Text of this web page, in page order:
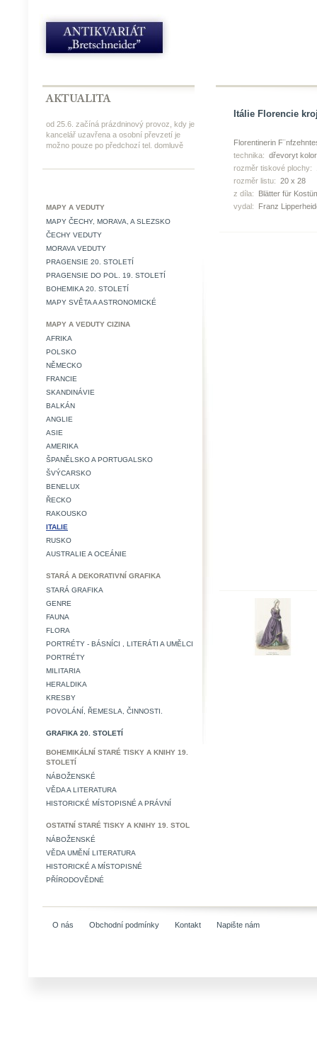
od 25.6. začíná prázdninový provoz, kdy je
kancelář uzavřena a osobní převzetí je
možno pouze po předchozí tel. domluvě
MAPY A VEDUTY
MAPY ČECHY, MORAVA, A SLEZSKO
ČECHY VEDUTY
MORAVA VEDUTY
PRAGENSIE 20. STOLETÍ
PRAGENSIE DO POL. 19. STOLETÍ
BOHEMIKA 20. STOLETÍ
MAPY SVĚTA A ASTRONOMICKÉ
MAPY A VEDUTY CIZINA
AFRIKA
POLSKO
NĚMECKO
FRANCIE
SKANDINÁVIE
BALKÁN
ANGLIE
ASIE
AMERIKA
ŠPANĚLSKO A PORTUGALSKO
ŠVÝCARSKO
BENELUX
ŘECKO
RAKOUSKO
ITALIE
RUSKO
AUSTRALIE A OCEÁNIE
STARÁ A DEKORATIVNÍ GRAFIKA
STARÁ GRAFIKA
GENRE
FAUNA
FLORA
PORTRÉTY - BÁSNÍCI , LITERÁTI A UMĚLCI
PORTRÉTY
MILITARIA
HERALDIKA
KRESBY
POVOLÁNÍ, ŘEMESLA, ČINNOSTI.
GRAFIKA 20. STOLETÍ
BOHEMIKÁLNÍ STARÉ TISKY A KNIHY 19.
STOLETÍ
NÁBOŽENSKÉ
VĚDA A LITERATURA
HISTORICKÉ MÍSTOPISNÉ A PRÁVNÍ
OSTATNÍ STARÉ TISKY A KNIHY 19. STOL
NÁBOŽENSKÉ
VĚDA UMĚNÍ LITERATURA
HISTORICKÉ A MÍSTOPISNÉ
PŘÍRODOVĚDNÉ
Itálie Florencie
Florentinerin
technika: dřevoryt
rozměr tiskové plochy:
rozměr listu: 20 x 28
z díla:
Blätter für
vydal:
Franz
O nás Obchodní podmínky Kontakt Napište nám